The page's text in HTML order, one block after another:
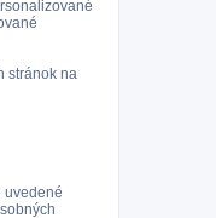
stránok na
uvedené